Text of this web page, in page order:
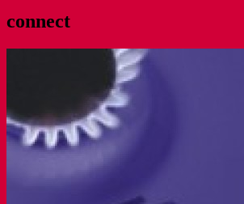
Queer
connect